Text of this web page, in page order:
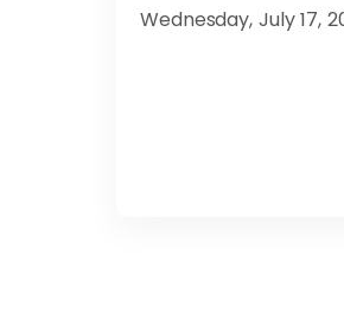
Wednesday, July 17,